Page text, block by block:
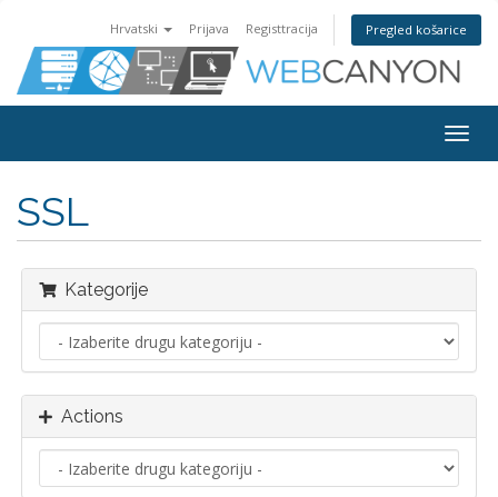
Hrvatski Prijava Registtracija Pregled košarice
SSL
Kategorije
Actions